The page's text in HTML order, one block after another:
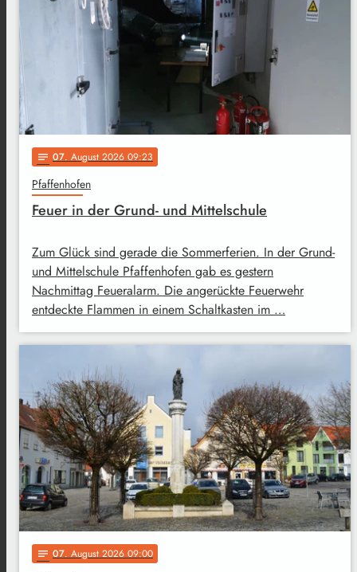
notes 07. August 2026 09:23
Pfaffenhofen
Feuer in der Grund- und Mittelschule
Zum Glück sind gerade die Sommerferien. In der Grund-
und Mittelschule Pfaffenhofen gab es gestern
Nachmittag Feueralarm. Die angerückte Feuerwehr
entdeckte Flammen in einem Schaltkasten im …
notes 07. August 2026 09:00